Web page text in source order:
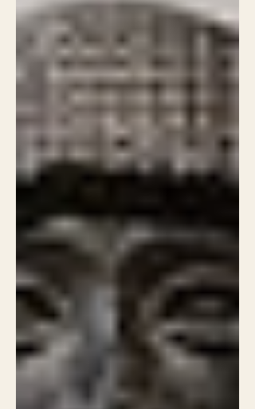
Panthéon, de jeunes explorateurs
urbains réveillent André Malraux pour
l’interroger sur la démocratie et
l’avenir. Entre conférence hantée,
assemblée militante et